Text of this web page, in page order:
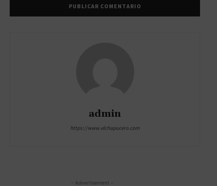
admin
https://www.elchapucero.com
- Advertisement -